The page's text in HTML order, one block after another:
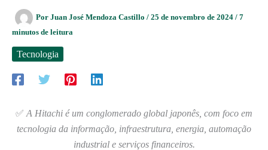
Por Juan José Mendoza Castillo / 25 de novembro de 2024 / 7
minutos de leitura
Tecnologia
✅ A Hitachi é um conglomerado global japonês, com foco em
tecnologia da informação, infraestrutura, energia, automação
industrial e serviços financeiros.